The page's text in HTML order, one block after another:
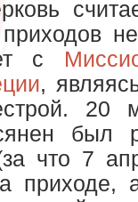
с
,
20
был
что 7
приходе,